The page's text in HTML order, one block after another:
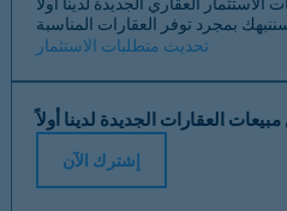
تحديث متطلبات الاستثمار
العقارات الجديدة لدينا أولاً
إشترك الآن